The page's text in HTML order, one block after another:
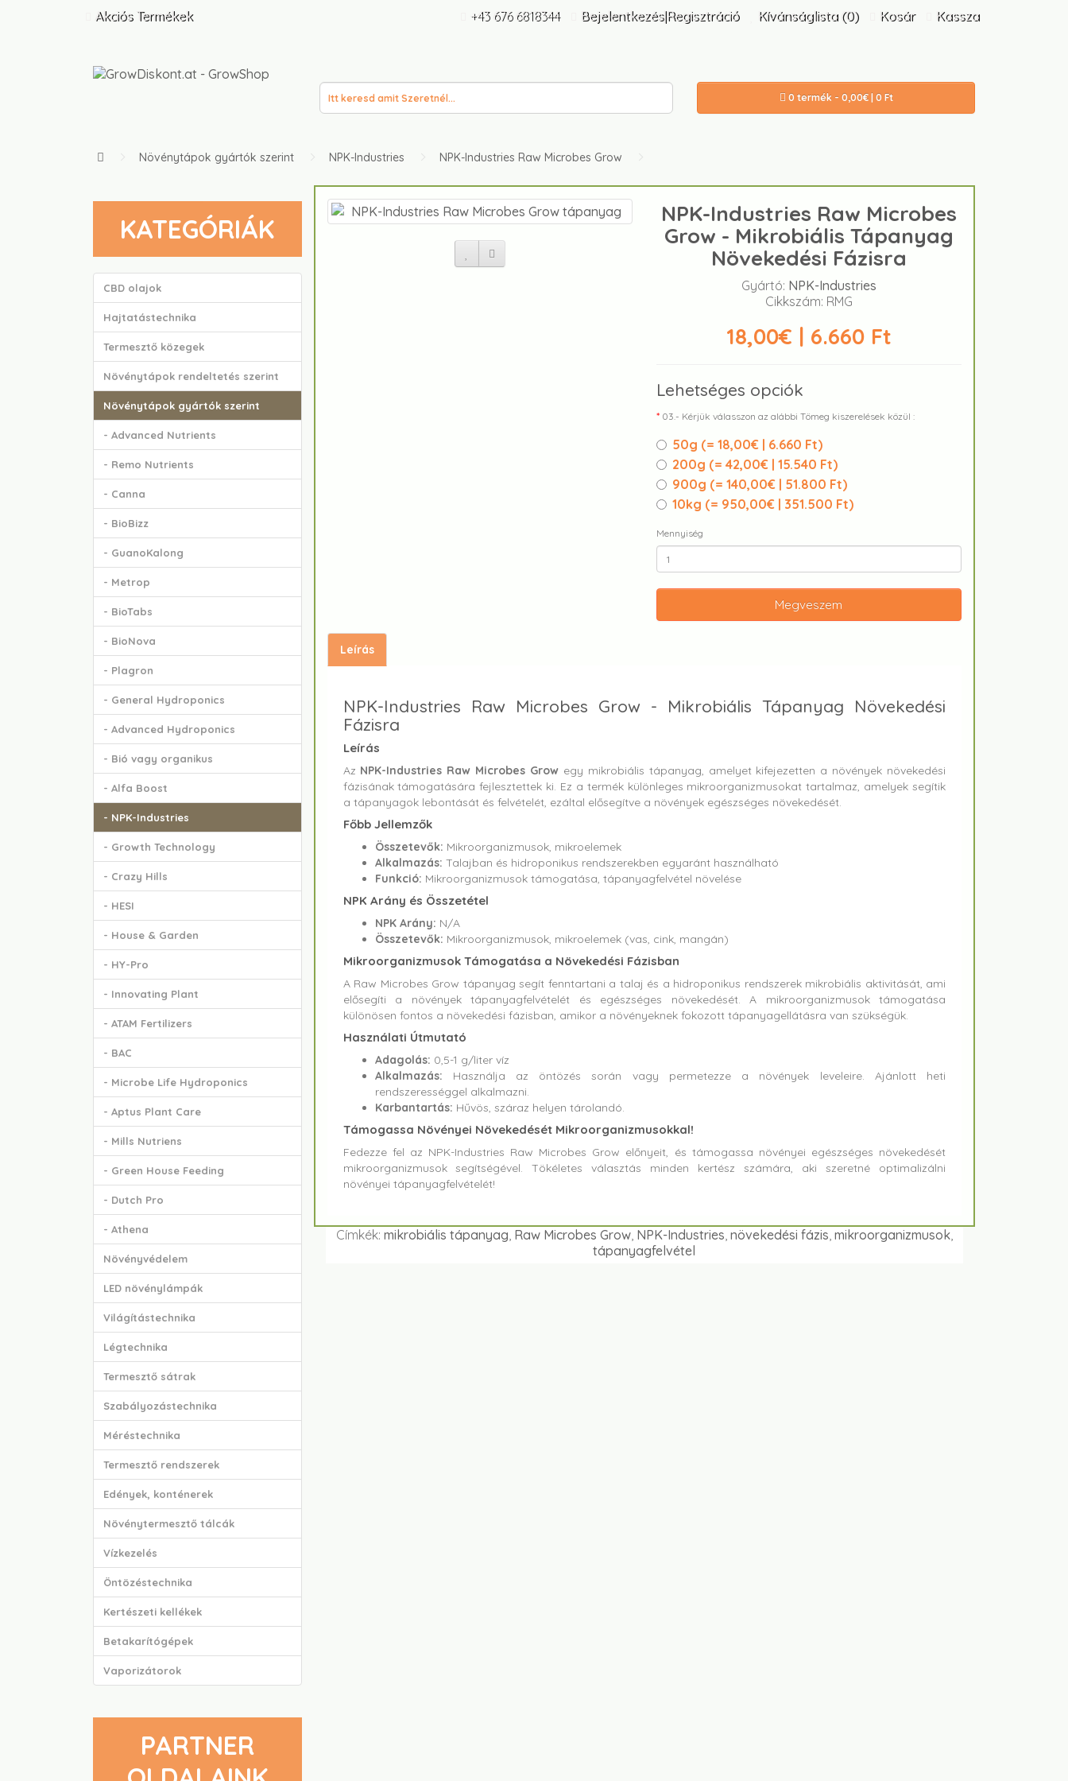
Akciós Termékek +43 676 6818344 Bejelentkezés|Regisztráció Kívánságlista (0) Kosár Kassza
0 termék - 0,00€ | 0 Ft
Növénytápok gyártók szerint NPK-Industries NPK-Industries Raw Microbes Grow
KATEGÓRIÁK
CBD olajok
Hajtatástechnika
Termesztő közegek
Növénytápok rendeltetés szerint
Növénytápok gyártók szerint
- Advanced Nutrients
- Remo Nutrients
- Canna
- BioBizz
- GuanoKalong
- Metrop
- BioTabs
- BioNova
- Plagron
- General Hydroponics
- Advanced Hydroponics
- Bió vagy organikus
- Alfa Boost
- NPK-Industries
- Growth Technology
- Crazy Hills
- HESI
- House & Garden
- HY-Pro
- Innovating Plant
- ATAM Fertilizers
- BAC
- Microbe Life Hydroponics
- Aptus Plant Care
- Mills Nutriens
- Green House Feeding
- Dutch Pro
- Athena
Növényvédelem
LED növénylámpák
Világítástechnika
Légtechnika
Termesztő sátrak
Szabályozástechnika
Méréstechnika
Termesztő rendszerek
Edények, konténerek
Növénytermesztő tálcák
Vízkezelés
Öntözéstechnika
Kertészeti kellékek
Betakarítógépek
Vaporizátorok
PARTNER
NPK-Industries Raw Microbes
Grow - Mikrobiális Tápanyag
Növekedési Fázisra
Gyártó: NPK-Industries
Cikkszám: RMG
18,00€ | 6.660 Ft
Lehetséges opciók
03.- Kérjük válasszon az alábbi Tömeg kiszerelések közül :
50g (= 18,00€ | 6.660 Ft)
200g (= 42,00€ | 15.540 Ft)
900g (= 140,00€ | 51.800 Ft)
10kg (= 950,00€ | 351.500 Ft)
Mennyiség
Megveszem
Leírás
NPK-Industries Raw Microbes Grow - Mikrobiális Tápanyag Növekedési
Fázisra
Leírás
Az NPK-Industries Raw Microbes Grow egy mikrobiális tápanyag, amelyet kifejezetten a növények növekedési
fázisának támogatására fejlesztettek ki. Ez a termék különleges mikroorganizmusokat tartalmaz, amelyek segítik
a tápanyagok lebontását és felvételét, ezáltal elősegítve a növények egészséges növekedését.
Főbb Jellemzők
Összetevők: Mikroorganizmusok, mikroelemek
Alkalmazás: Talajban és hidroponikus rendszerekben egyaránt használható
Funkció: Mikroorganizmusok támogatása, tápanyagfelvétel növelése
NPK Arány és Összetétel
NPK Arány: N/A
Összetevők: Mikroorganizmusok, mikroelemek (vas, cink, mangán)
Mikroorganizmusok Támogatása a Növekedési Fázisban
A Raw Microbes Grow tápanyag segít fenntartani a talaj és a hidroponikus rendszerek mikrobiális aktivitását, ami
elősegíti a növények tápanyagfelvételét és egészséges növekedését. A mikroorganizmusok támogatása
különösen fontos a növekedési fázisban, amikor a növényeknek fokozott tápanyagellátásra van szükségük.
Használati Útmutató
Adagolás: 0,5-1 g/liter víz
Alkalmazás: Használja az öntözés során vagy permetezze a növények leveleire. Ajánlott heti
rendszerességgel alkalmazni.
Karbantartás: Hűvös, száraz helyen tárolandó.
Támogassa Növényei Növekedését Mikroorganizmusokkal!
Fedezze fel az NPK-Industries Raw Microbes Grow előnyeit, és támogassa növényei egészséges növekedését
mikroorganizmusok segítségével. Tökéletes választás minden kertész számára, aki szeretné optimalizálni
növényei tápanyagfelvételét!
Címkék: mikrobiális tápanyag, Raw Microbes Grow, NPK-Industries, növekedési fázis, mikroorganizmusok,
tápanyagfelvétel